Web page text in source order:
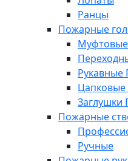
Ранцы
Пожарные
Рукавные
Цапковые
Заглушки
Пожарные
Ручные